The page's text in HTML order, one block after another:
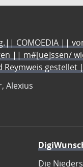
COMOEDIA ||
|| m#[ue]ssen/
Reymweis
Alexius
Die